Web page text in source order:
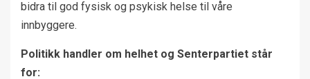
bidra til god fysisk og psykisk helse til våre
innbyggere.
Politikk handler om helhet og Senterpartiet står
for: